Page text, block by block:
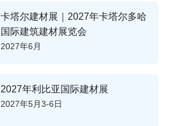
卡塔尔建材展｜2027年卡塔尔多哈
国际建筑建材展览会
2027年6月
2027年利比亚国际建材展
2027年5月3-6日